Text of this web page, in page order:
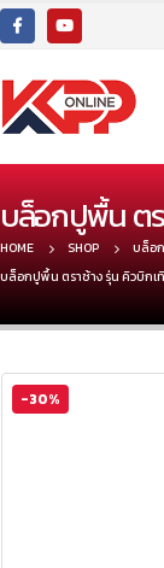
บล็อกปูพื้น ตร
HOME SHOP บล็อ
บล็อกปูพื้น ตราช้าง รุ่น คิวบิกเ
-30%